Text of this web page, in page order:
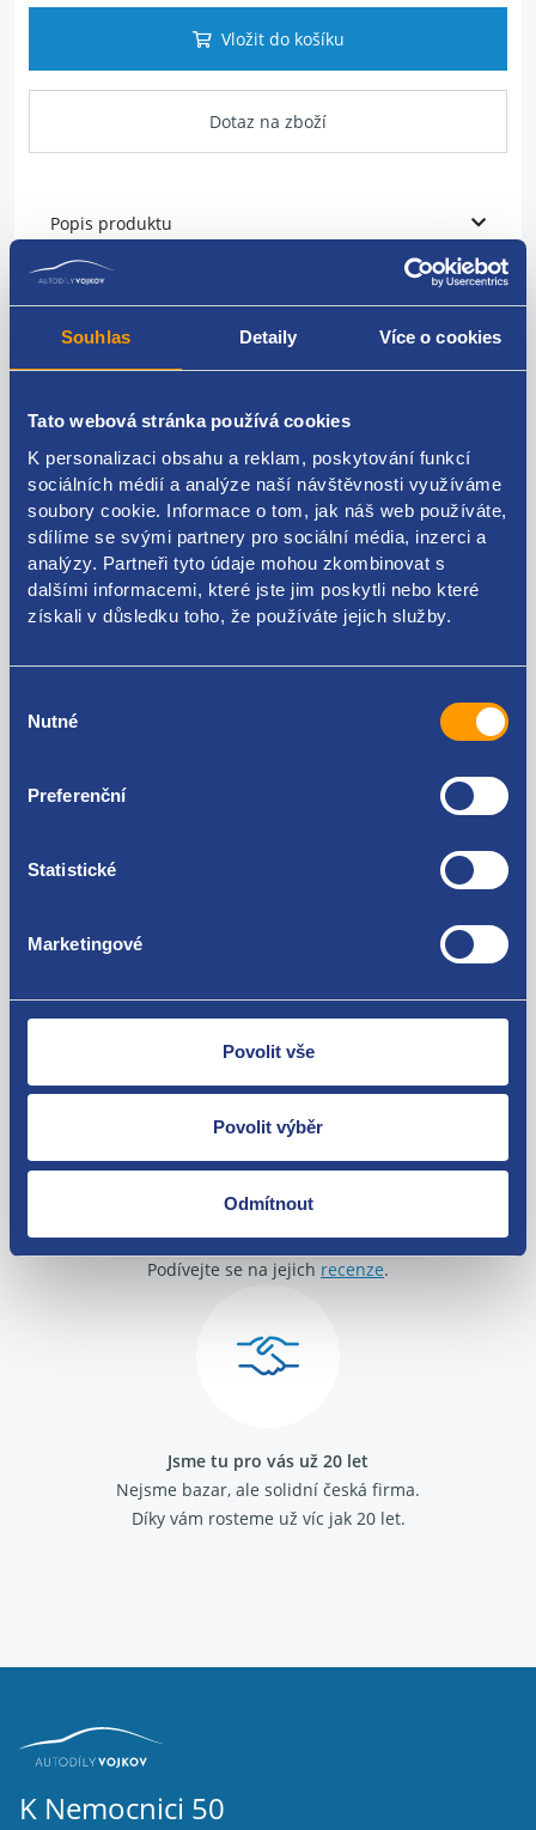
Souhlas Detaily Více o cookies
Tato webová stránka používá cookies
K personalizaci obsahu a reklam, poskytování funkcí
sociálních médií a analýze naší návštěvnosti využíváme
soubory cookie. Informace o tom, jak náš web používáte,
sdílíme se svými partnery pro sociální média, inzerci a
analýzy. Partneři tyto údaje mohou zkombinovat s
dalšími informacemi, které jste jim poskytli nebo které
získali v důsledku toho, že používáte jejich služby.
souhlasu
Nutné
Preferenční
Statistické
Marketingové
Povolit vše
Povolit výběr
Odmítnout
Vložit do košíku
Dotaz na zboží
Popis produktu
VAG originál: 059121071AN 059121071AK
Kódy produktu
059121071AN 059121071AK
Použitelné pro vozy
Audi A4 (B7) 2004 - 2009
Audi A8 (D3) 2003 - 2010
zakoupení. Nebo vám pošleme náhradu.
O své zákazníky se staráme
Máme tisíce spokojených zákazníků.
Podívejte se na jejich recenze.
Jsme tu pro vás už 20 let
Nejsme bazar, ale solidní česká firma.
Díky vám rosteme už víc jak 20 let.
K Nemocnici 50